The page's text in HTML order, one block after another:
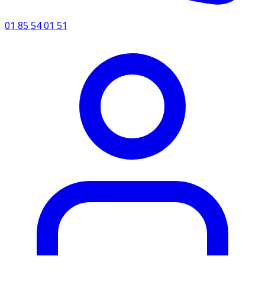
01 85 54 01 51